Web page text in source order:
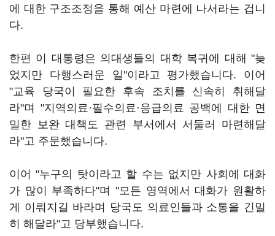
에 대한 구조조정을 통해 예산 마련에 나서라는 겁니
다.
한편 이 대통령은 의대생들의 대학 복귀에 대해 "늦
었지만 다행스러운 일"이라고 평가했습니다. 이어
"교육 당국이 필요한 후속 조치를 신속히 취해달
라"며 "지역의료·필수의료·응급의료 공백에 대한 면
밀한 보완 대책도 관련 부서에서 서둘러 마련해달
라"고 주문했습니다.
이어 "누구의 탓이라고 할 수는 없지만 사회에 대화
가 많이 부족하다"며 "모든 영역에서 대화가 원활하
게 이뤄지길 바라며 당국도 의료인들과 소통을 긴밀
히 해달라"고 당부했습니다.